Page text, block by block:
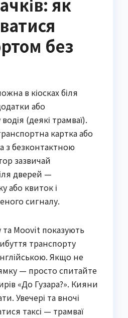
без
в кіосках біля
або
(деякі трамваї).
картка або
з безконтактною
зазвичай
дверей —
або квиток і
сигналу.
та Moovit показують
транспорту
Якщо не
— просто спитайте
«До Гузара?». Кияни
Увечері та вночі
таксі — трамваї